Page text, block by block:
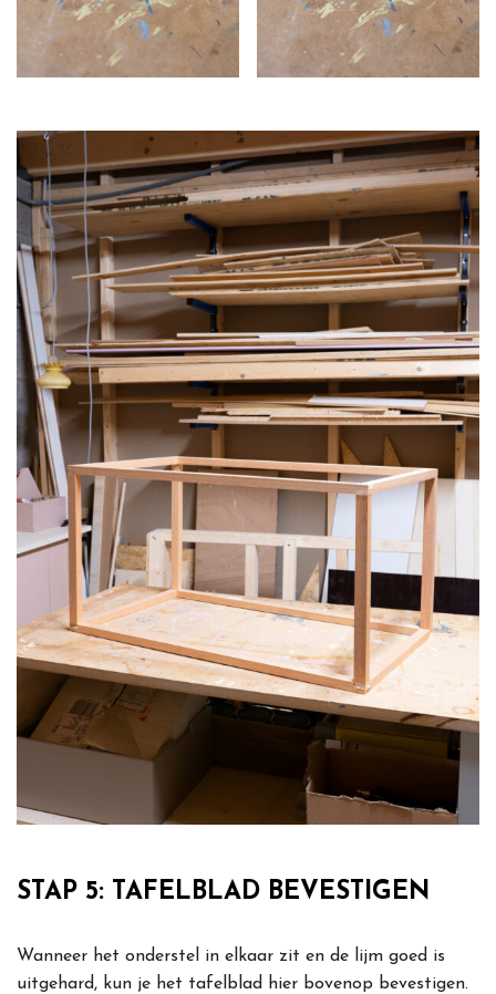
STAP 5: TAFELBLAD BEVESTIGEN
Wanneer het onderstel in elkaar zit en de lijm goed is
uitgehard, kun je het tafelblad hier bovenop bevestigen.